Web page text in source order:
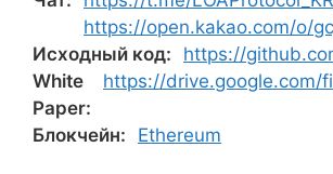
https://open.kakao.com/o/
Исходный код:
https://
White
Paper:
https://drive.google.com/
Блокчейн: Ethereum